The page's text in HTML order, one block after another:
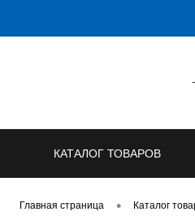
КАТАЛОГ ТОВАРОВ
Главная страница • Каталог